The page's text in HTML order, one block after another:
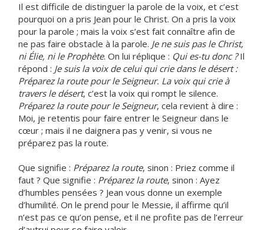
Il est difficile de distinguer la parole de la voix, et c’est
pourquoi on a pris Jean pour le Christ. On a pris la voix
pour la parole ; mais la voix s’est fait connaître afin de
ne pas faire obstacle à la parole. Je ne suis pas le Christ,
ni Élie, ni le Prophète. On lui réplique : Qui es-tu donc ?Il
répond : Je suis la voix de celui qui crie dans le désert :
Préparez la route pour le Seigneur. La voix qui crie à
travers le désert, c’est la voix qui rompt le silence.
Préparez la route pour le Seigneur, cela revient à dire :
Moi, je retentis pour faire entrer le Seigneur dans le
cœur ; mais il ne daignera pas y venir, si vous ne
préparez pas la route.
Que signifie : Préparez la route, sinon : Priez comme il
faut ? Que signifie : Préparez la route, sinon : Ayez
d’humbles pensées ? Jean vous donne un exemple
d’humilité. On le prend pour le Messie, il affirme qu’il
n’est pas ce qu’on pense, et il ne profite pas de l’erreur